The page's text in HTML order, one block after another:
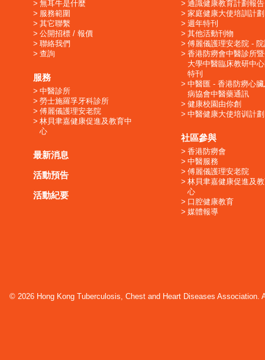
無耳牛是什麼
服務範圍
其它聯繫
公開招標 / 報價
聯絡我們
查詢
服務
中醫診所
勞士施羅孚牙科診所
傅麗儀護理安老院
林貝聿嘉健康促進及教育中
心
最新消息
活動預告
活動紀要
通識健康教育計劃報告
家庭健康大使培訓計劃
週年特刊
其他活動刊物
傅麗儀護理安老院 -
香港防癆會中醫診所
大學中醫臨床教研中
特刊
中醫匯 - 香港防癆心
病協會中醫藥通訊
健康校園由你創
中醫健康大使培训計劃
社區參與
香港防癆會
中醫服務
傅麗儀護理安老院
林貝聿嘉健康促進及
心
口腔健康教育
媒體報導
© 2026 Hong Kong Tuberculosis, Chest and Heart Diseases Association.